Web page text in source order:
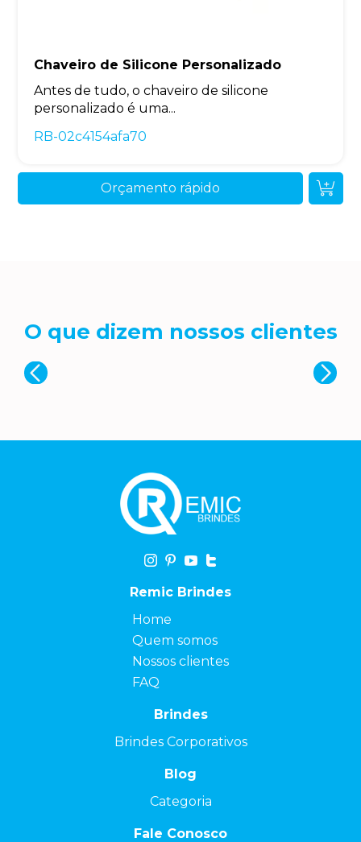
Chaveiro de Silicone Personalizado
Antes de tudo, o chaveiro de silicone
personalizado é uma...
RB-02c4154afa70
Orçamento rápido
O que dizem nossos clientes
Remic Brindes
Home
Quem somos
Nossos clientes
FAQ
Brindes
Brindes Corporativos
Blog
Categoria
Fale Conosco